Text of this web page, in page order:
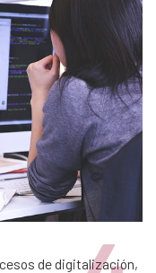
de digitalización,